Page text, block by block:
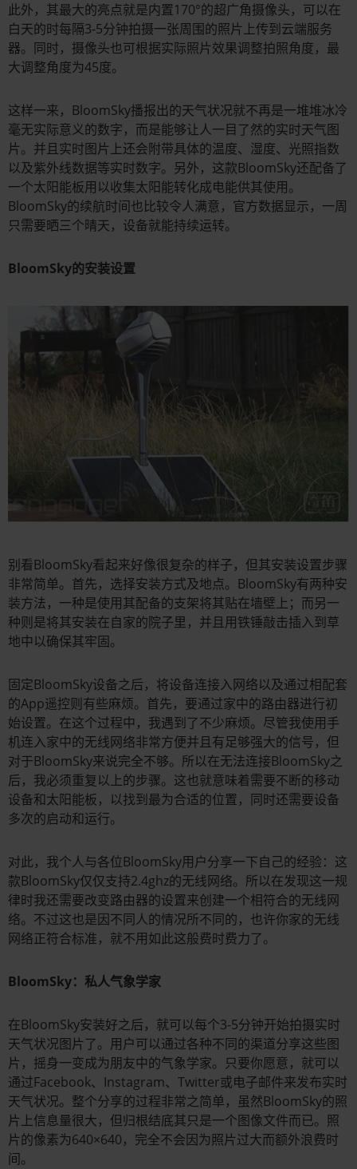
此外，其最大的亮点就是内置170°的超广角摄像头，可以在
白天的时每隔3-5分钟拍摄一张周围的照片上传到云端服务
器。同时，摄像头也可根据实际照片效果调整拍照角度，最
大调整角度为45度。
这样一来，BloomSky播报出的天气状况就不再是一堆堆冰冷
毫无实际意义的数字，而是能够让人一目了然的实时天气图
片。并且实时图片上还会附带具体的温度、湿度、光照指数
以及紫外线数据等实时数字。另外，这款BloomSky还配备了
一个太阳能板用以收集太阳能转化成电能供其使用。
BloomSky的续航时间也比较令人满意，官方数据显示，一周
只需要晒三个晴天，设备就能持续运转。
BloomSky的安装设置
别看BloomSky看起来好像很复杂的样子，但其安装设置步骤
非常简单。首先，选择安装方式及地点。BloomSky有两种安
装方法，一种是使用其配备的支架将其贴在墙壁上；而另一
种则是将其安装在自家的院子里，并且用铁锤敲击插入到草
地中以确保其牢固。
固定BloomSky设备之后，将设备连接入网络以及通过相配套
的App遥控则有些麻烦。首先，要通过家中的路由器进行初
始设置。在这个过程中，我遇到了不少麻烦。尽管我使用手
机连入家中的无线网络非常方便并且有足够强大的信号，但
对于BloomSky来说完全不够。所以在无法连接BloomSky之
后，我必须重复以上的步骤。这也就意味着需要不断的移动
设备和太阳能板，以找到最为合适的位置，同时还需要设备
多次的启动和运行。
对此，我个人与各位BloomSky用户分享一下自己的经验：这
款BloomSky仅仅支持2.4ghz的无线网络。所以在发现这一规
律时我还需要改变路由器的设置来创建一个相符合的无线网
络。不过这也是因不同人的情况所不同的，也许你家的无线
网络正符合标准，就不用如此这般费时费力了。
BloomSky：私人气象学家
在BloomSky安装好之后，就可以每个3-5分钟开始拍摄实时
天气状况图片了。用户可以通过各种不同的渠道分享这些图
片，摇身一变成为朋友中的气象学家。只要你愿意，就可以
通过Facebook、Instagram、Twitter或电子邮件来发布实时
天气状况。整个分享的过程非常之简单，虽然BloomSky的照
片上信息量很大，但归根结底其只是一个图像文件而已。照
片的像素为640×640，完全不会因为照片过大而额外浪费时
间。